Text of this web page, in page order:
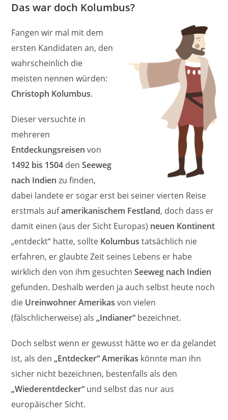
Das war doch Kolumbus?
Fangen wir mal mit dem
ersten Kandidaten an, den
wahrscheinlich die
meisten nennen würden:
Christoph Kolumbus.
Dieser versuchte in
mehreren
Entdeckungsreisen von
1492 bis 1504 denSeeweg
nach Indien zu finden,
dabei landete er sogar erst bei seiner vierten Reise
erstmals aufamerikanischem Festland, doch dass er
damit einen (aus der Sicht Europas) neuen Kontinent
„entdeckt“ hatte, sollte Kolumbus tatsächlich nie
erfahren, er glaubte Zeit seines Lebens er habe
wirklich den von ihm gesuchtenSeeweg nach Indien
gefunden. Deshalb werden ja auch selbst heute noch
die Ureinwohner Amerikas von vielen
(fälschlicherweise) als„Indianer“ bezeichnet.
Doch selbst wenn er gewusst hätte wo er da gelandet
ist, als den„Entdecker“ Amerikas könnte man ihn
sicher nicht bezeichnen, bestenfalls als den
„Wiederentdecker“ und selbst das nur aus
europäischer Sicht.